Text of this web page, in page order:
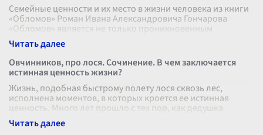
Семейные ценности и их место в жизни человека из книги
«Обломов» Роман Ивана Александровича Гончарова
«Обломов» является не только проникновенным
изображением главного героя, Ильи
Овчинников, про лося. Сочинение. В чем заключается
истинная ценность жизни?
Жизнь, подобная быстрому полету лося сквозь лес,
исполнена моментов, в которых кроется ее истинная
ценность. Много лет прошло с тех пор, как дедушка
Овчинников, человеку еще совсем